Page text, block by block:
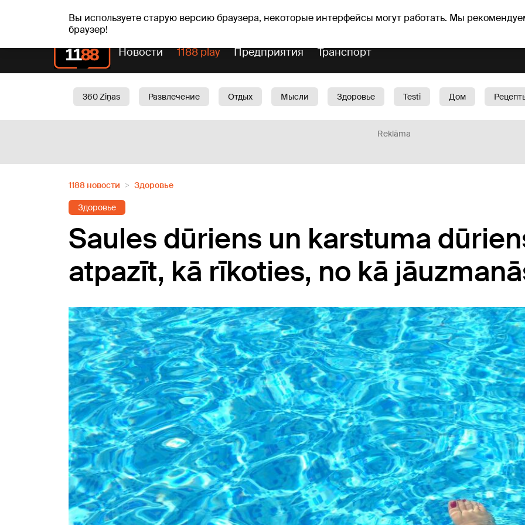
Вы используете старую версию браузера, некоторые интерфейсы могут работать. Мы
браузер!
пт, 07.08.2026. +20°C Alfrēds, Fredis, Madars Прогноз погоды Гороскопы
Новости 1188 play Предприятия Транспорт
360 Ziņas Развлечение Отдых Мысли Здоровье Testi Дом
Reklāma
1188 новости Здоровье
Здоровье
Saules dūriens un karstuma
atpazīt, kā rīkoties, no kā